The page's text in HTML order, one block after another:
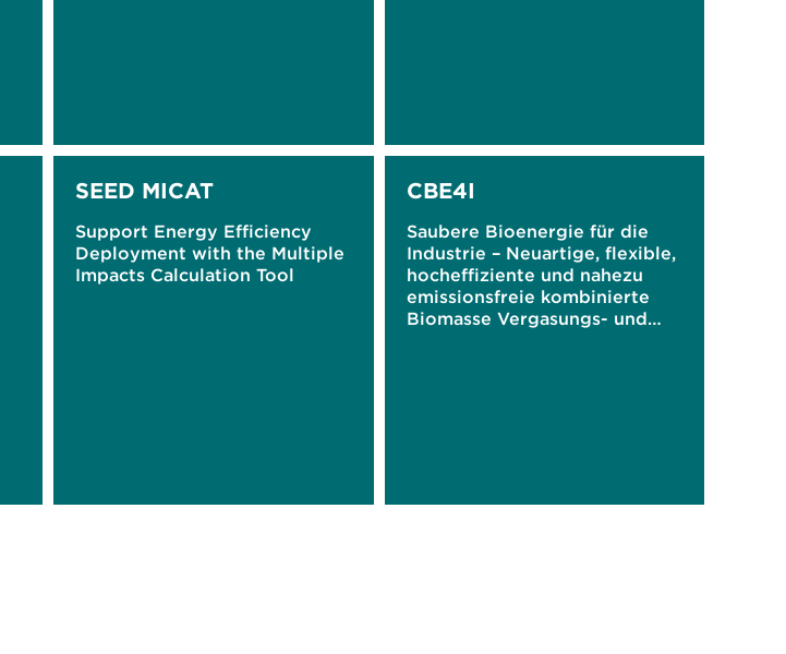
SEED MICAT
Support Energy Efficiency
Deployment with the Multiple
Impacts Calculation Tool
CBE4I
Saubere Bioenergie für die
Industrie – Neuartige, flexible,
hocheffiziente und nahezu
emissionsfreie kombinierte
Biomasse Vergasungs- und